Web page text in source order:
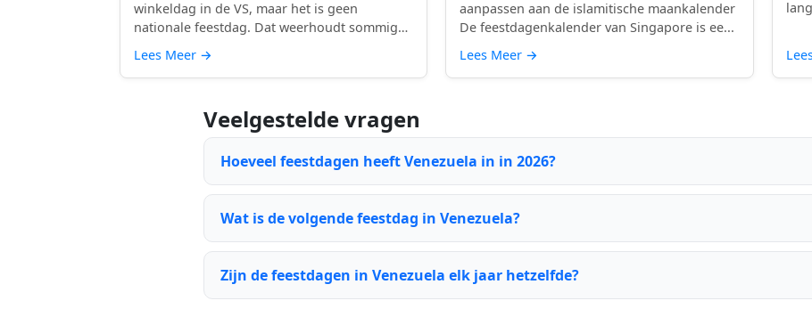
winkeldag in de VS, maar het is geen
nationale feestdag. Dat weerhoudt sommige
Lees Meer →
aanpassen aan de islamitische maankalender
De feestdagenkalender van Singapore is ee...
Lees Meer →
Veelgestelde vragen
Hoeveel feestdagen heeft Venezuela in in 2026?
Wat is de volgende feestdag in Venezuela?
Zijn de feestdagen in Venezuela elk jaar hetzelfde?